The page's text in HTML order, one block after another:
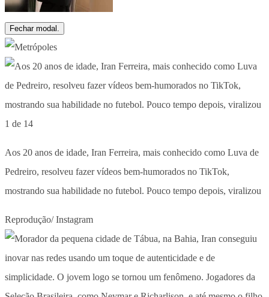
Fechar modal.
1 de 14
Aos 20 anos de idade, Iran Ferreira, mais conhecido como Luva de
Pedreiro, resolveu fazer vídeos bem-humorados no TikTok,
mostrando sua habilidade no futebol. Pouco tempo depois, viralizou
Reprodução/ Instagram